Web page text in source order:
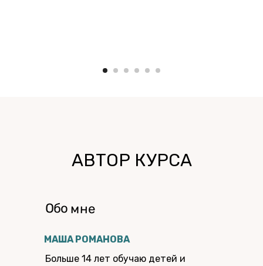
АВТОР КУРСА
Больше 14 лет обучаю детей и
Обо мне
МАША РОМАНОВА